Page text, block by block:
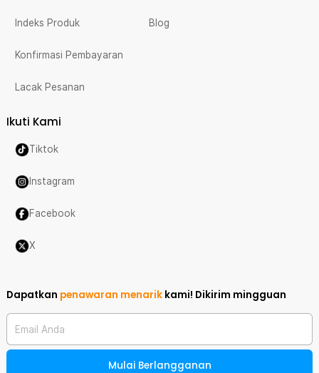
Indeks Produk
Konfirmasi Pembayaran
Lacak Pesanan
Blog
Ikuti Kami
Tiktok
Instagram
Facebook
X
Dapatkan penawaran menarik kami! Dikirim mingguan
Email Anda
Mulai Berlangganan